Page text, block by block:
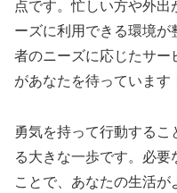
点です。忙しい方や外
ーズに利用できる環境が
者のニーズに応じたサー
があなたを待っています
勇気を持って行動する
る大きな一歩です。必
ことで、あなたの生活が